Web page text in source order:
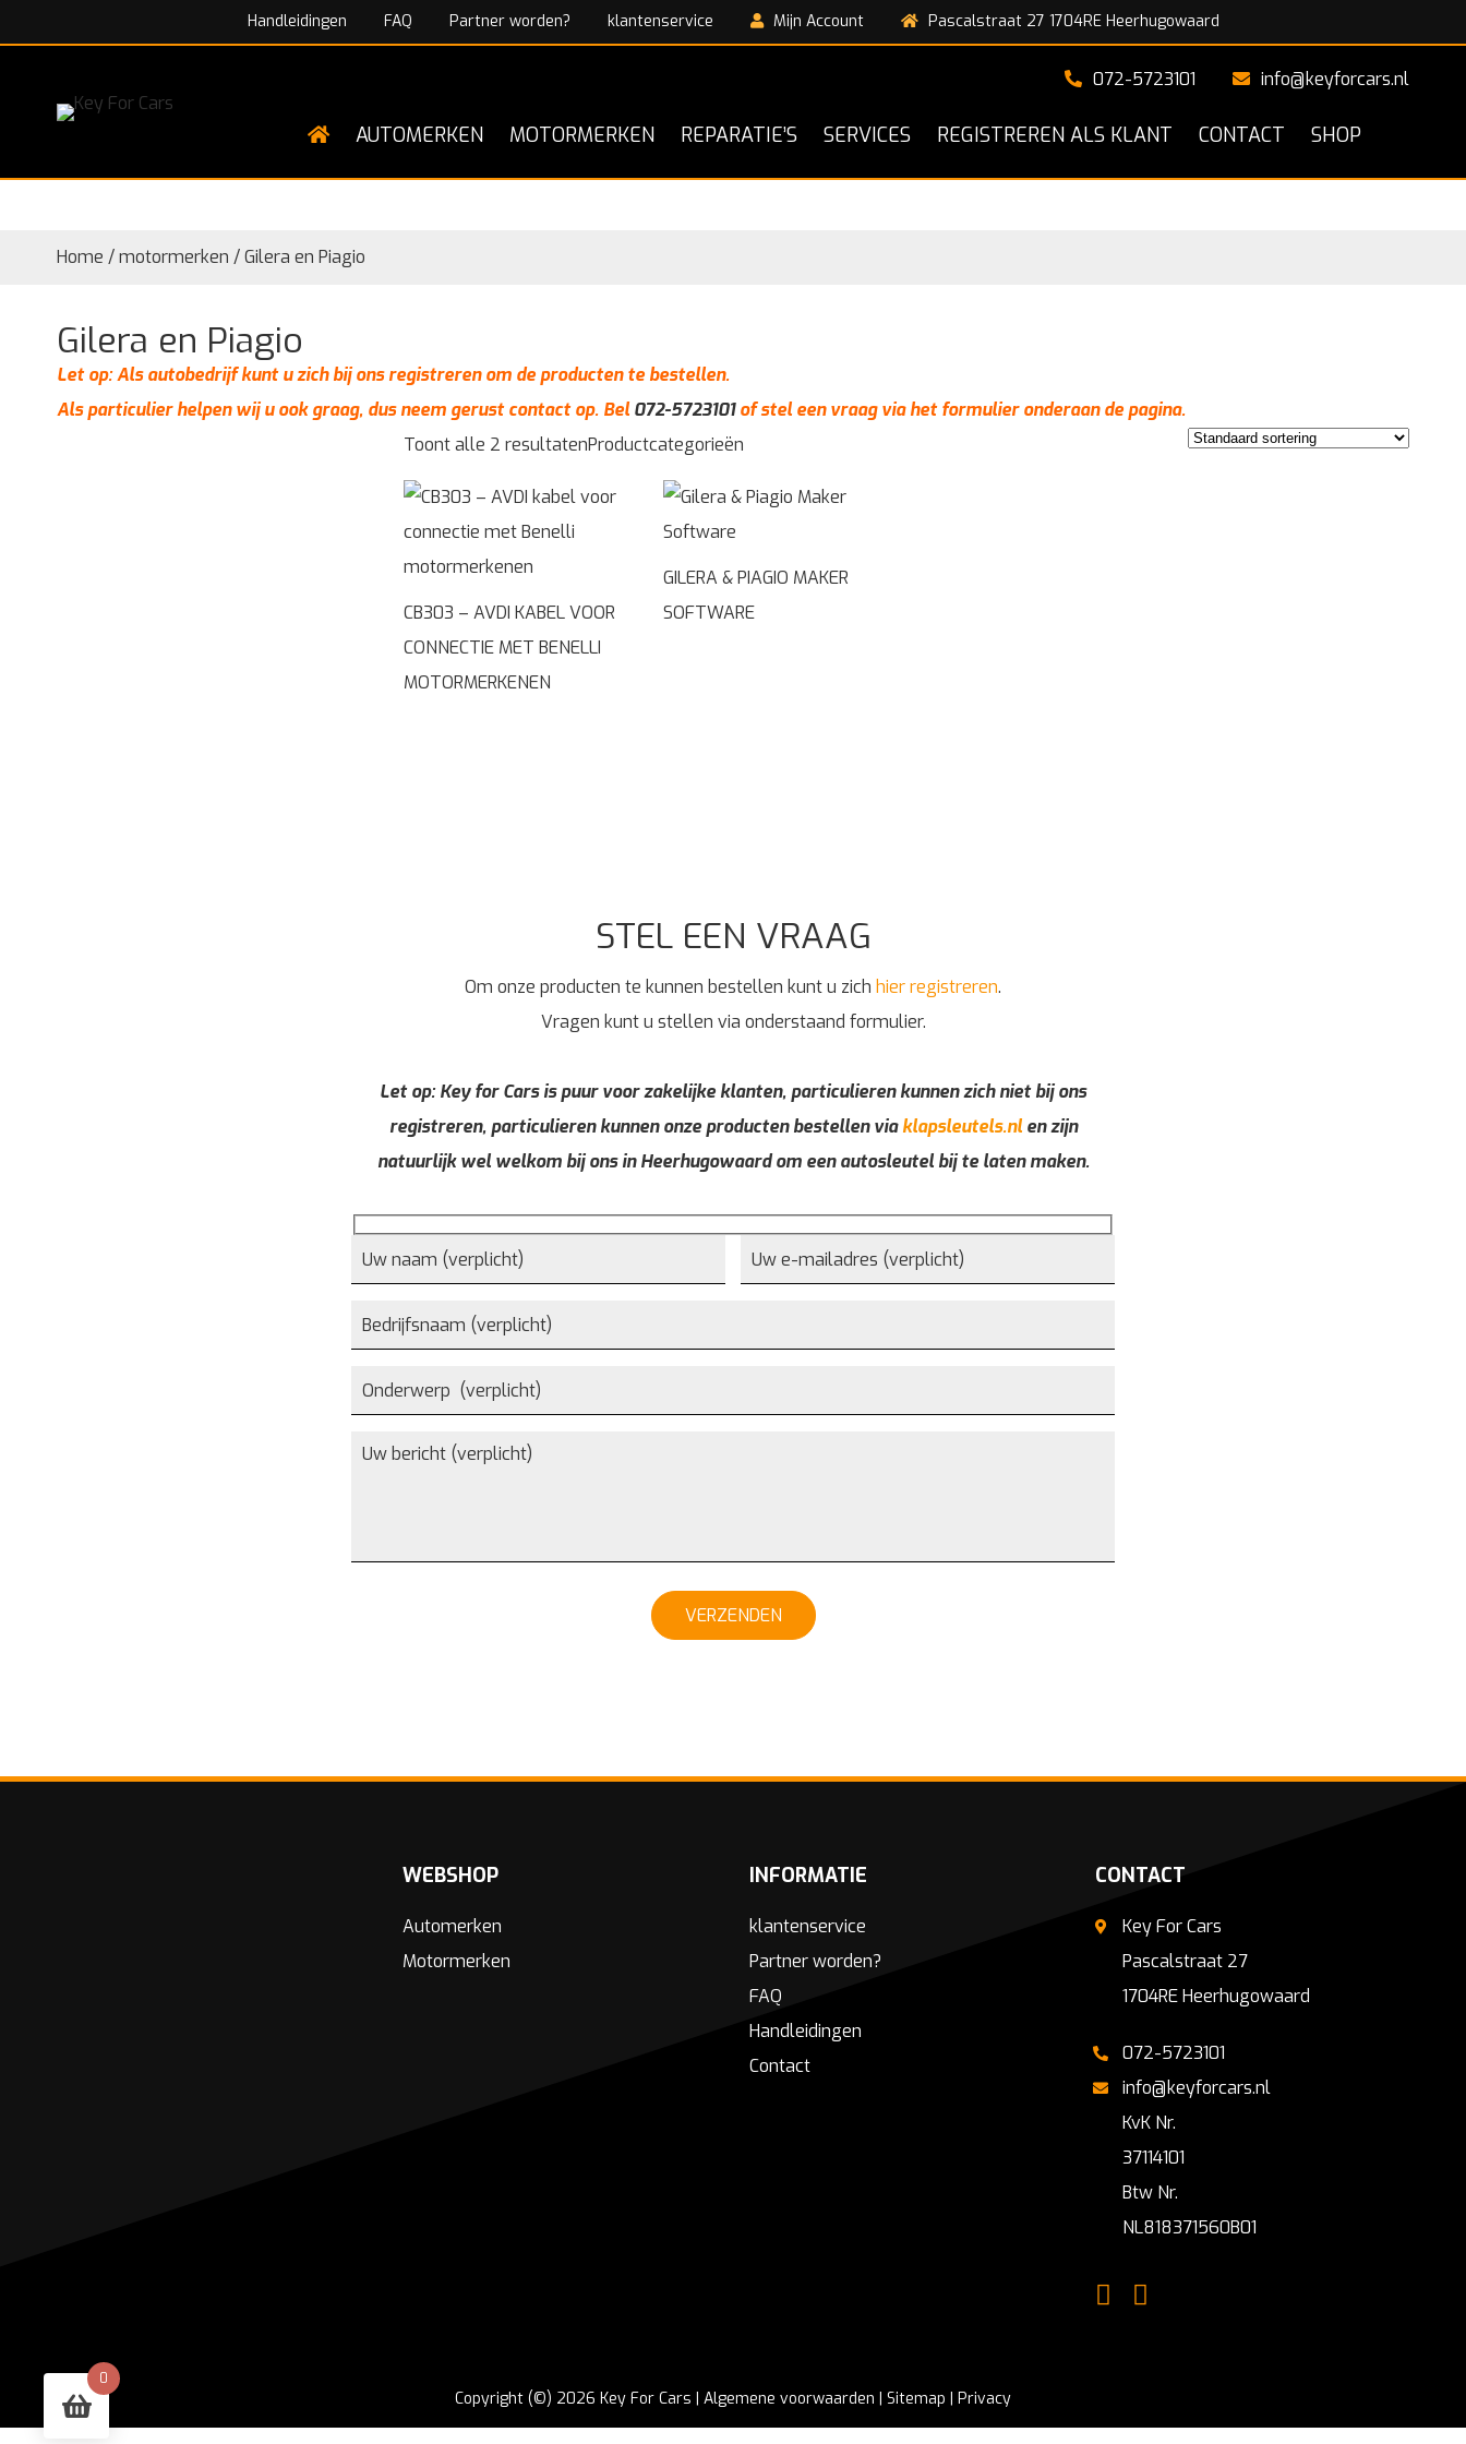
Handleidingen FAQ Partner worden? klantenservice Mijn Account Pascalstraat 27 1704RE Heerhugowaard
072-5723101 info@keyforcars.nl
AUTOMERKEN MOTORMERKEN REPARATIE’S SERVICES REGISTREREN ALS KLANT CONTACT SHOP
Home /motormerken /Gilera en Piagio
Gilera en Piagio
Let op: Als autobedrijf kunt u zich bij ons registreren om de producten te bestellen.
Als particulier helpen wij u ook graag, dus neem gerust contact op. Bel072-5723101of stel een vraag via het formulier onderaan de pagina.
Productcategorieën
Toont alle 2 resultaten
CB303 – AVDI KABEL VOOR
CONNECTIE MET BENELLI
MOTORMERKENEN
GILERA & PIAGIO MAKER
SOFTWARE
STEL EEN VRAAG
Om onze producten te kunnen bestellen kunt u zich hier registreren.
Vragen kunt u stellen via onderstaand formulier.
Let op: Key for Cars is puur voor zakelijke klanten, particulieren kunnen zich niet bij ons
registreren, particulieren kunnen onze producten bestellen viaklapsleutels.nlen zijn
natuurlijk wel welkom bij ons in Heerhugowaard om een autosleutel bij te laten maken.
VERZENDEN
WEBSHOP
Automerken
Motormerken
INFORMATIE
klantenservice
Partner worden?
FAQ
Handleidingen
Contact
CONTACT
Key For Cars
Pascalstraat 27
1704RE Heerhugowaard
072-5723101
info@keyforcars.nl
KvK Nr.
37114101
Btw Nr.
NL818371560B01
Copyright (©) 2026 Key For Cars | Algemene voorwaarden Sitemap Privacy
0